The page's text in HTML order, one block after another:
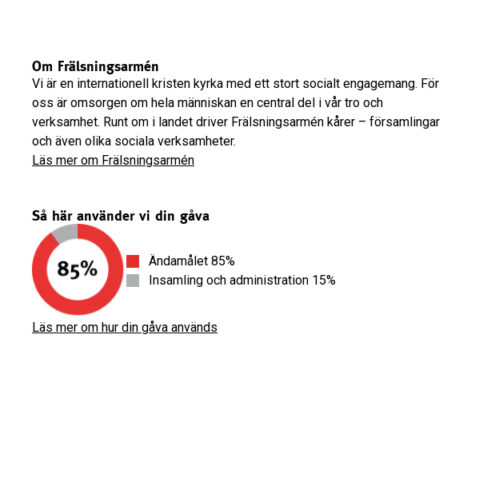
Om Frälsningsarmén
Vi är en internationell kristen kyrka med ett stort socialt engagemang. För
oss är omsorgen om hela människan en central del i vår tro och
verksamhet. Runt om i landet driver Frälsningsarmén kårer – församlingar
och även olika sociala verksamheter.
Läs mer om Frälsningsarmén
Så här använder vi din gåva
Ändamålet 85%
Insamling och administration 15%
Läs mer om hur din gåva används